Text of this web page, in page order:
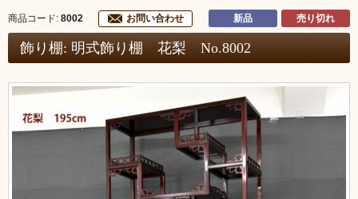
商品コード: 8002 お問い合わせ 新品 売り切れ
飾り棚: 明式飾り棚 花梨 No.8002